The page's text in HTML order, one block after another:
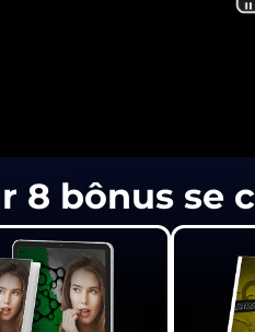
8 bônus se